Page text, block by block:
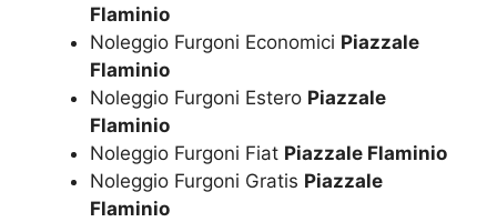
Flaminio
Noleggio Furgoni Economici Piazzale
Flaminio
Noleggio Furgoni Estero Piazzale
Flaminio
Noleggio Furgoni Fiat Piazzale Flaminio
Noleggio Furgoni Gratis Piazzale
Flaminio